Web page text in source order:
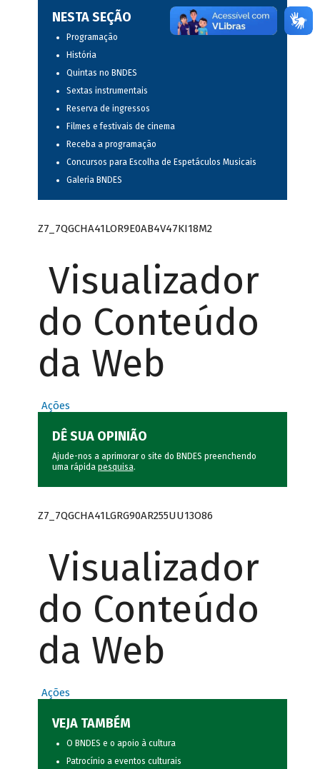
NESTA SEÇÃO
Programação
História
Quintas no BNDES
Sextas instrumentais
Reserva de ingressos
Filmes e festivais de cinema
Receba a programação
Concursos para Escolha de Espetáculos Musicais
Galeria BNDES
Z7_7QGCHA41LOR9E0AB4V47KI18M2
Visualizador
do Conteúdo
da Web
Ações
DÊ SUA OPINIÃO
Ajude-nos a aprimorar o site do BNDES preenchendo
uma rápida pesquisa.
Z7_7QGCHA41LGRG90AR255UU13O86
Visualizador
do Conteúdo
da Web
Ações
VEJA TAMBÉM
O BNDES e o apoio à cultura
Patrocínio a eventos culturais